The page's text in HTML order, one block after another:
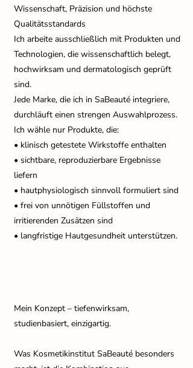
Wissenschaft, Präzision und höchste
Qualitätsstandards
Ich arbeite ausschließlich mit Produkten und
Technologien, die wissenschaftlich belegt,
hochwirksam und dermatologisch geprüft
sind.
Jede Marke, die ich in SaBeauté integriere,
durchläuft einen strengen Auswahlprozess.
Ich wähle nur Produkte, die:
• klinisch getestete Wirkstoffe enthalten
• sichtbare, reproduzierbare Ergebnisse
liefern
• hautphysiologisch sinnvoll formuliert sind
• frei von unnötigen Füllstoffen und
irritierenden Zusätzen sind
• langfristige Hautgesundheit unterstützen.
Mein Konzept – tiefenwirksam,
studienbasiert, einzigartig.
Was Kosmetikinstitut SaBeauté besonders